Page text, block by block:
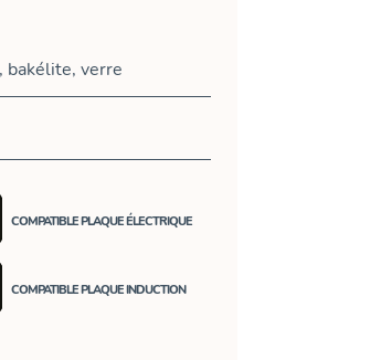
bakélite, verre
COMPATIBLE PLAQUE ÉLECTRIQUE
COMPATIBLE PLAQUE INDUCTION